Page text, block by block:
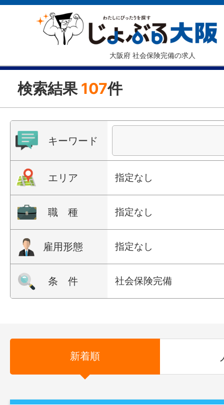
大阪府 社会保険完備の求人
検索結果 107件
キーワード
エリア 指定なし
職 種 指定なし
雇用形態 指定なし
条 件 社会保険完備
新着順